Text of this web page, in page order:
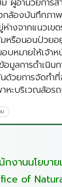
ล้องบันทึกภาพ
างจากแนวเข
หรือนอนป่วยอ
หมายให้เจ้าห
อมูลการดำเนิ
ด้วยการจัดทำ
หะบริเวณล้อร
กงานนโยบา
of